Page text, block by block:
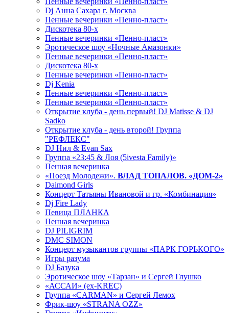
Dj Анна Сахара г. Москва
Пенные вечеринки «Пенно-пласт»
Дискотека 80-х
Пенные вечеринки «Пенно-пласт»
Эротическое шоу «Ночные Амазонки»
Пенные вечеринки «Пенно-пласт»
Дискотека 80-х
Пенные вечеринки «Пенно-пласт»
Dj Kenia
Пенные вечеринки «Пенно-пласт»
Пенные вечеринки «Пенно-пласт»
Открытие клуба - день первый! DJ Matisse & DJ
Sadko
Открытие клуба - день второй! Группа
"РЕФЛЕКС"
DJ Нил & Evan Sax
Группа «23:45 & Лоя (5ivesta Family)»
Пенная вечеринка
«Поезд Молодежи». ВЛАД ТОПАЛОВ. «ДОМ-2»
Daimond Girls
Концерт Татьяны Ивановой и гр. «Комбинация»
Dj Fire Lady
Певица ПЛАНКА
Пенная вечеринка
DJ PILIGRIM
DMC SIMON
Концерт музыкантов группы «ПАРК ГОРЬКОГО»
Игры разума
DJ Базука
Эротическое шоу «Тарзан» и Сергей Глушко
«АССАИ» (ex-KREC)
Группа «CARMAN» и Сергей Лемох
Фрик-шоу «STRANA OZZ»